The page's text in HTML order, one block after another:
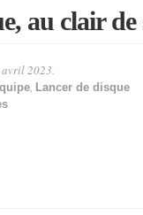
au clair de
2023.
, Lancer de disque